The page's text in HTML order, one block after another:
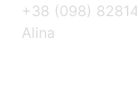
+38 (098)
Alina